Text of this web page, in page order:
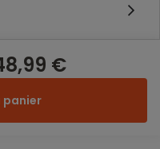
€
panier